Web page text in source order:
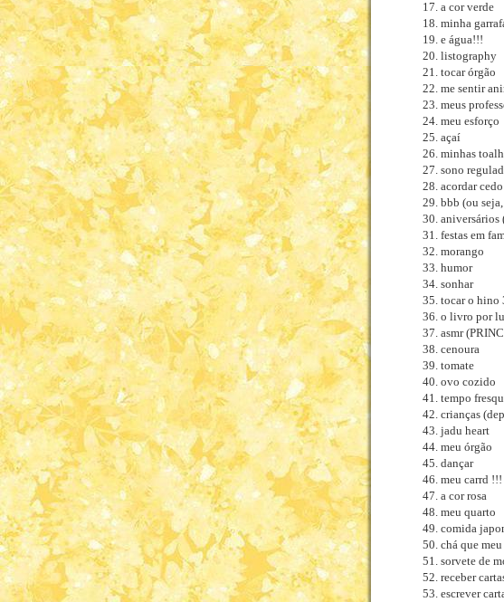
a cor verde
minha
e água!!!
listography
tocar órgão
me sentir
meus
meu esforço
açaí
minhas
sono
acordar cedo
bbb (ou
aniversários
festas em
morango
humor
sonhar
tocar o hino
o livro por
asmr
cenoura
tomate
ovo cozido
tempo
crianças
jadu heart
meu órgão
dançar
meu carrd !!!
a cor rosa
meu quarto
comida
chá que
sorvete de
receber
escrever